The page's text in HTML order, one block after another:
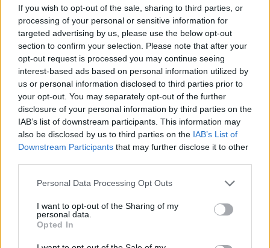
If you wish to opt-out of the sale, sharing to third parties, or
processing of your personal or sensitive information for
targeted advertising by us, please use the below opt-out
section to confirm your selection. Please note that after your
opt-out request is processed you may continue seeing
interest-based ads based on personal information utilized by
us or personal information disclosed to third parties prior to
your opt-out. You may separately opt-out of the further
disclosure of your personal information by third parties on the
IAB’s list of downstream participants. This information may
also be disclosed by us to third parties on the IAB’s List of
Downstream Participants that may further disclose it to other
Personal Data Processing Opt Outs
I want to opt-out of the Sharing of my
personal data.
Opted In
stouply
Martin Poulíček 7. 8. 2019
PŘÍBRAMSKO - Léto je obdobím, kdy většina lidí vyráží na dovolenou a
protože Češi jsou národem chatařů a chalupářů, tak mnozí z nás
zamíří...
Rožmitálsko